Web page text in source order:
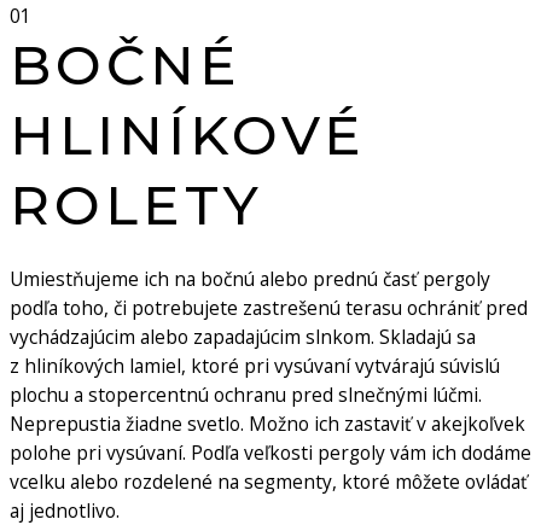
01
BOČNÉ
HLINÍKOVÉ
ROLETY
Umiestňujeme ich na bočnú alebo prednú časť pergoly
podľa toho, či potrebujete zastrešenú terasu ochrániť pred
vychádzajúcim alebo zapadajúcim slnkom. Skladajú sa
z hliníkových lamiel, ktoré pri vysúvaní vytvárajú súvislú
plochu a stopercentnú ochranu pred slnečnými lúčmi.
Neprepustia žiadne svetlo. Možno ich zastaviť v akejkoľvek
polohe pri vysúvaní. Podľa veľkosti pergoly vám ich dodáme
vcelku alebo rozdelené na segmenty, ktoré môžete ovládať
aj jednotlivo.